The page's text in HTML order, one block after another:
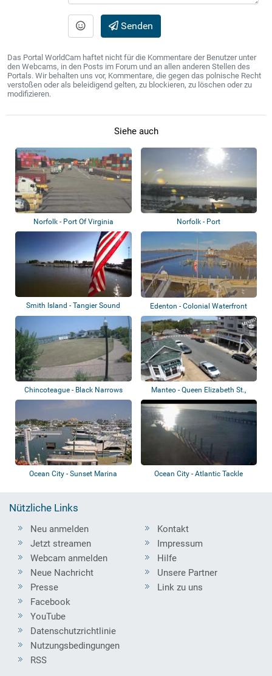
Senden
Das Portal WorldCam haftet nicht für die Kommentare der Benutzer unter
den Webcams, in den Posts im Forum und an allen anderen Stellen des
Portals. Wir behalten uns vor, Kommentare, die gegen das polnische Recht
verstoßen oder als beleidigend gelten, zu blockieren, zu löschen oder zu
modifizieren.
Siehe auch
Norfolk - Port Of Virginia Norfolk - Port
Smith Island - Tangier Sound
Edenton - Colonial Waterfront
Park
Chincoteague - Black Narrows
Manteo - Queen Elizabeth St.,
Marina
Ocean City - Sunset Marina Ocean City - Atlantic Tackle
Nützliche Links
Neu anmelden
Jetzt streamen
Webcam anmelden
Neue Nachricht
Presse
Kontakt
Impressum
Hilfe
Unsere Partner
Link zu uns
Facebook
YouTube
Datenschutzrichtlinie
Nutzungsbedingungen
RSS